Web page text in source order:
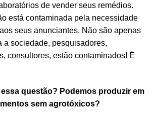
de vender seus remédios.
está contaminada pela necessidade
seus anunciantes. Não são apenas
a sociedade, pesquisadores,
consultores, estão contaminados! É
questão? Podemos produzir em
sem agrotóxicos?